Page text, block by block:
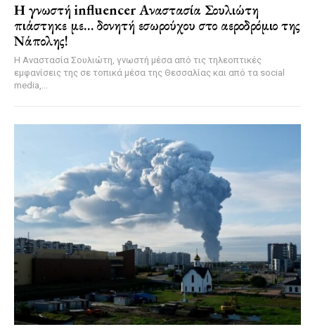
Η γνωστή influencer Αναστασία Σουλιώτη
πιάστηκε με… δονητή εσωρούχου στο αεροδρόμιο της
Νάπολης!
Η Αναστασία Σουλιώτη, γνωστή μέσα από τις τηλεοπτικές
εμφανίσεις της σε τοπικά μέσα της Θεσσαλίας και από τα social
media,...